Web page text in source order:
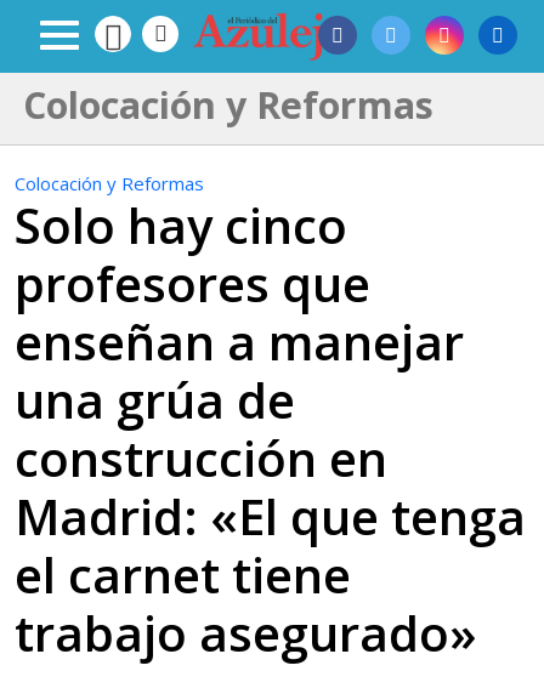
Colocación y Reformas
Colocación y Reformas
Solo hay cinco
profesores que
enseñan a manejar
una grúa de
construcción en
Madrid: «El que tenga
el carnet tiene
trabajo asegurado»